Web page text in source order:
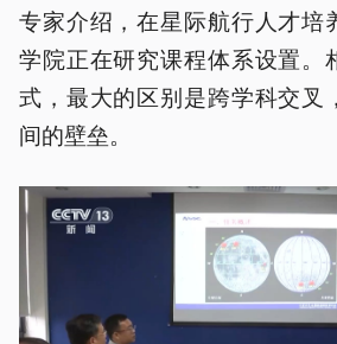
专家介绍，在星际航行人才培
学院正在研究课程体系设置。
式，最大的区别是跨学科交叉
间的壁垒。